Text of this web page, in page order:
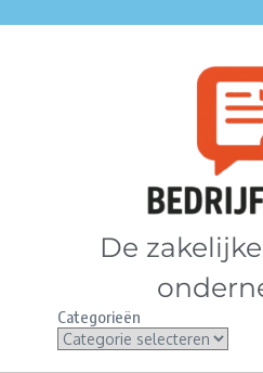
De
Categorieën